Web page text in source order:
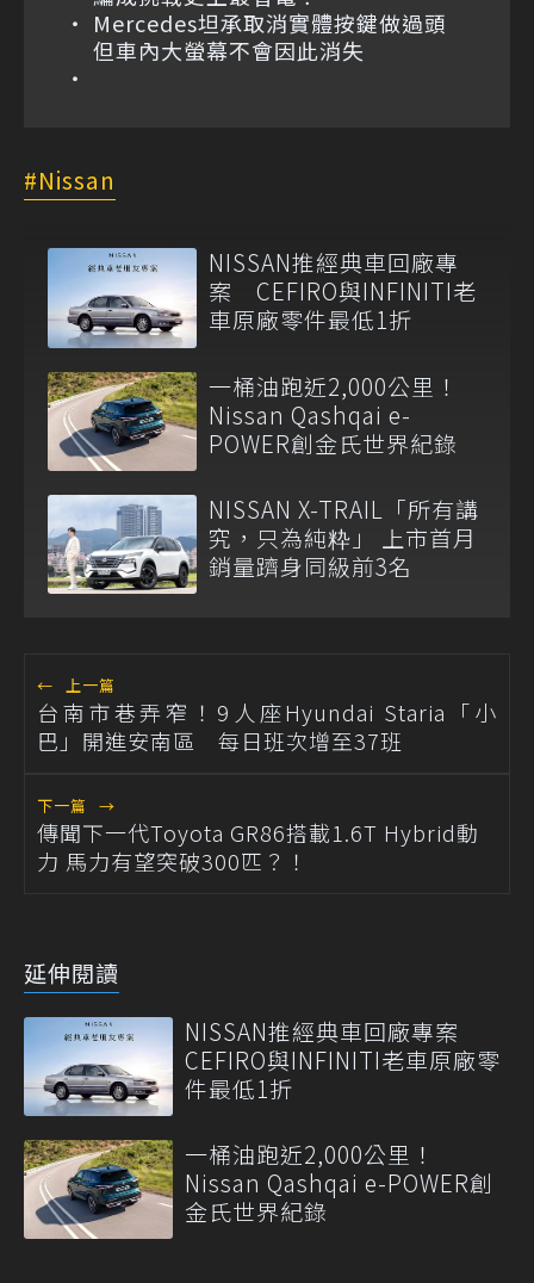
Mercedes坦承取消實體按鍵做過頭
但車內大螢幕不會因此消失
Nissan
NISSAN推經典車回廠專
案 CEFIRO與INFINITI老
車原廠零件最低1折
一桶油跑近2,000公里！
Nissan Qashqai e-
POWER創金氏世界紀錄
NISSAN X-TRAIL「所有講
究，只為純粋」 上市首月
銷量躋身同級前3名
← 上一篇
台南市巷弄窄！9人座Hyundai Staria「小
巴」開進安南區 每日班次增至37班
下一篇 →
傳聞下一代Toyota GR86搭載1.6T Hybrid動
力 馬力有望突破300匹？！
延伸閱讀
NISSAN推經典車回廠專案
CEFIRO與INFINITI老車原廠零
件最低1折
一桶油跑近2,000公里！
Nissan Qashqai e-POWER創
金氏世界紀錄